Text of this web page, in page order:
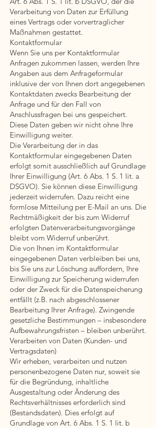
Verarbeitung von Daten zur Erfüllung
eines Vertrags oder vorvertraglicher
Maßnahmen gestattet.
Kontaktformular
Wenn Sie uns per Kontaktformular
Anfragen zukommen lassen, werden Ihre
Angaben aus dem Anfrageformular
inklusive der von Ihnen dort angegebenen
Kontaktdaten zwecks Bearbeitung der
Anfrage und für den Fall von
Anschlussfragen bei uns gespeichert.
Diese Daten geben wir nicht ohne Ihre
Einwilligung weiter.
Die Verarbeitung der in das
Kontaktformular eingegebenen Daten
erfolgt somit ausschließlich auf Grundlage
Ihrer Einwilligung (Art. 6 Abs. 1 S. 1 lit. a
DSGVO). Sie können diese Einwilligung
jederzeit widerrufen. Dazu reicht eine
formlose Mitteilung per E-Mail an uns. Die
Rechtmäßigkeit der bis zum Widerruf
erfolgten Datenverarbeitungsvorgänge
bleibt vom Widerruf unberührt.
Die von Ihnen im Kontaktformular
eingegebenen Daten verbleiben bei uns,
bis Sie uns zur Löschung auffordern, Ihre
Einwilligung zur Speicherung widerrufen
oder der Zweck für die Datenspeicherung
entfällt (z.B. nach abgeschlossener
Bearbeitung Ihrer Anfrage). Zwingende
gesetzliche Bestimmungen – insbesondere
Aufbewahrungsfristen – bleiben unberührt.
Verarbeiten von Daten (Kunden- und
Vertragsdaten)
Wir erheben, verarbeiten und nutzen
personenbezogene Daten nur, soweit sie
für die Begründung, inhaltliche
Ausgestaltung oder Änderung des
Rechtsverhältnisses erforderlich sind
(Bestandsdaten). Dies erfolgt auf
Grundlage von Art. 6 Abs. 1 S. 1 lit. b